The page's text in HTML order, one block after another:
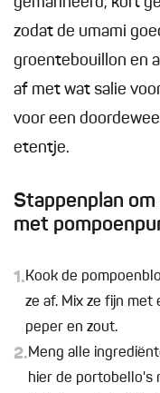
zodat de umami
groentebouillon en
af met wat salie
voor een
etentje.
Stappenplan
met
1.Kook de
ze af. Mix ze fijn
peper en zout.
2.Meng alle
hier de portobello's